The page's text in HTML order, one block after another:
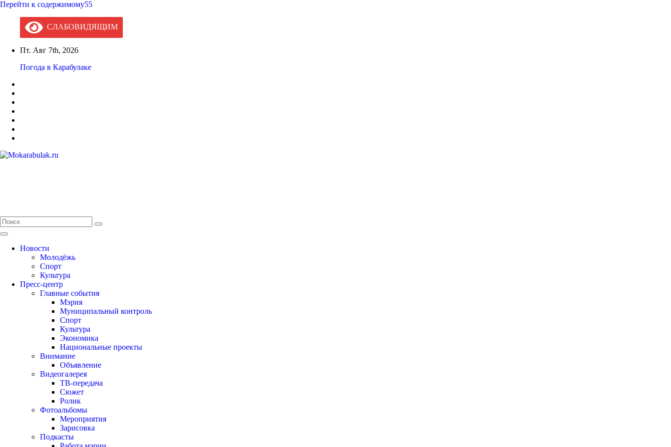
Перейти к содержимому55
СЛАБОВИДЯЩИМ
Пт. Авг 7th, 2026
Погода в Карабулаке
Новости
Молодёжь
Спорт
Культура
Пресс-центр
Главные события
Мэрия
Муниципальный контроль
Спорт
Культура
Экономика
Национальные проекты
Внимание
Объявление
Видеогалерея
ТВ-передача
Сюжет
Ролик
Фотоальбомы
Мероприятия
Зарисовка
Подкасты